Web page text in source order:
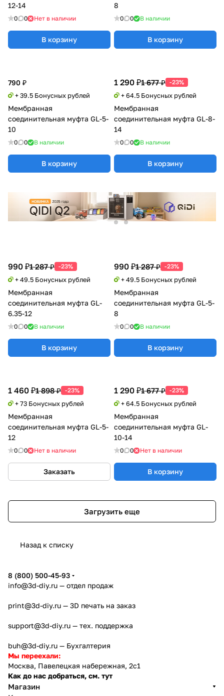
8
0 0 В наличии
В корзину
790 ₽
+ 39.5 Бонусных рублей
Мембранная
соединительная муфта GL-5-
10
0 0 В наличии
В корзину
1 290 ₽1 677 ₽ -23%
+ 64.5 Бонусных рублей
Мембранная
соединительная муфта GL-8-
14
0 0 В наличии
В корзину
990 ₽1 287 ₽ -23%
+ 49.5 Бонусных рублей
Мембранная
соединительная муфта GL-
6.35-12
0 0 В наличии
В корзину
990 ₽1 287 ₽ -23%
+ 49.5 Бонусных рублей
Мембранная
соединительная муфта GL-5-
8
0 0 В наличии
В корзину
12-14
0 0 Нет в наличии
В корзину
1 460 ₽1 898 ₽ -23%
+ 73 Бонусных рублей
Мембранная
соединительная муфта GL-5-
12
0 0 Нет в наличии
Заказать
1 290 ₽1 677 ₽ -23%
+ 64.5 Бонусных рублей
Мембранная
соединительная муфта GL-
10-14
0 0 Нет в наличии
В корзину
Загрузить еще
Назад к списку
8 (800) 500-45-93
info@3d-diy.ru — отдел продаж
print@3d-diy.ru — 3D печать на заказ
support@3d-diy.ru — тех. поддержка
buh@3d-diy.ru — Бухгалтерия
Мы переехали:
Москва, Павелецкая набережная, 2с1
Как до нас добраться, см. тут
Магазин